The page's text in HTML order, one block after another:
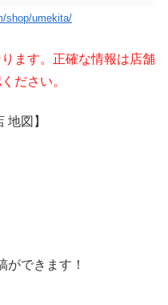
shop/umekita/
ます。正確な情報は店舗
ださい。
地図】
ができます！